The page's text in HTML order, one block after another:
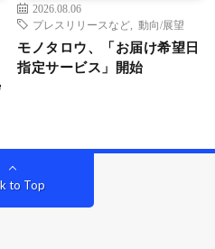
2026.08.06
プレスリリースなど
動向/展望
モノタロウ、「お届け希望日
指定サービス」開始
to Top